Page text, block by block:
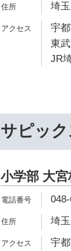
埼
宇
東
JR
サピック
小学部 大宮
埼
宇